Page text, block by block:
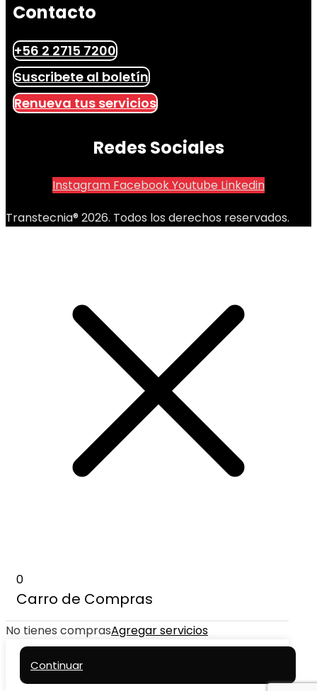
Contacto
+56 2 2715 7200
Suscribete al boletín
Renueva tus servicios
Redes Sociales
Instagram FacebookYoutube Linkedin
Transtecnia® 2026. Todos los derechos reservados.
0
Carro de Compras
No tienes comprasAgregar servicios
Continuar